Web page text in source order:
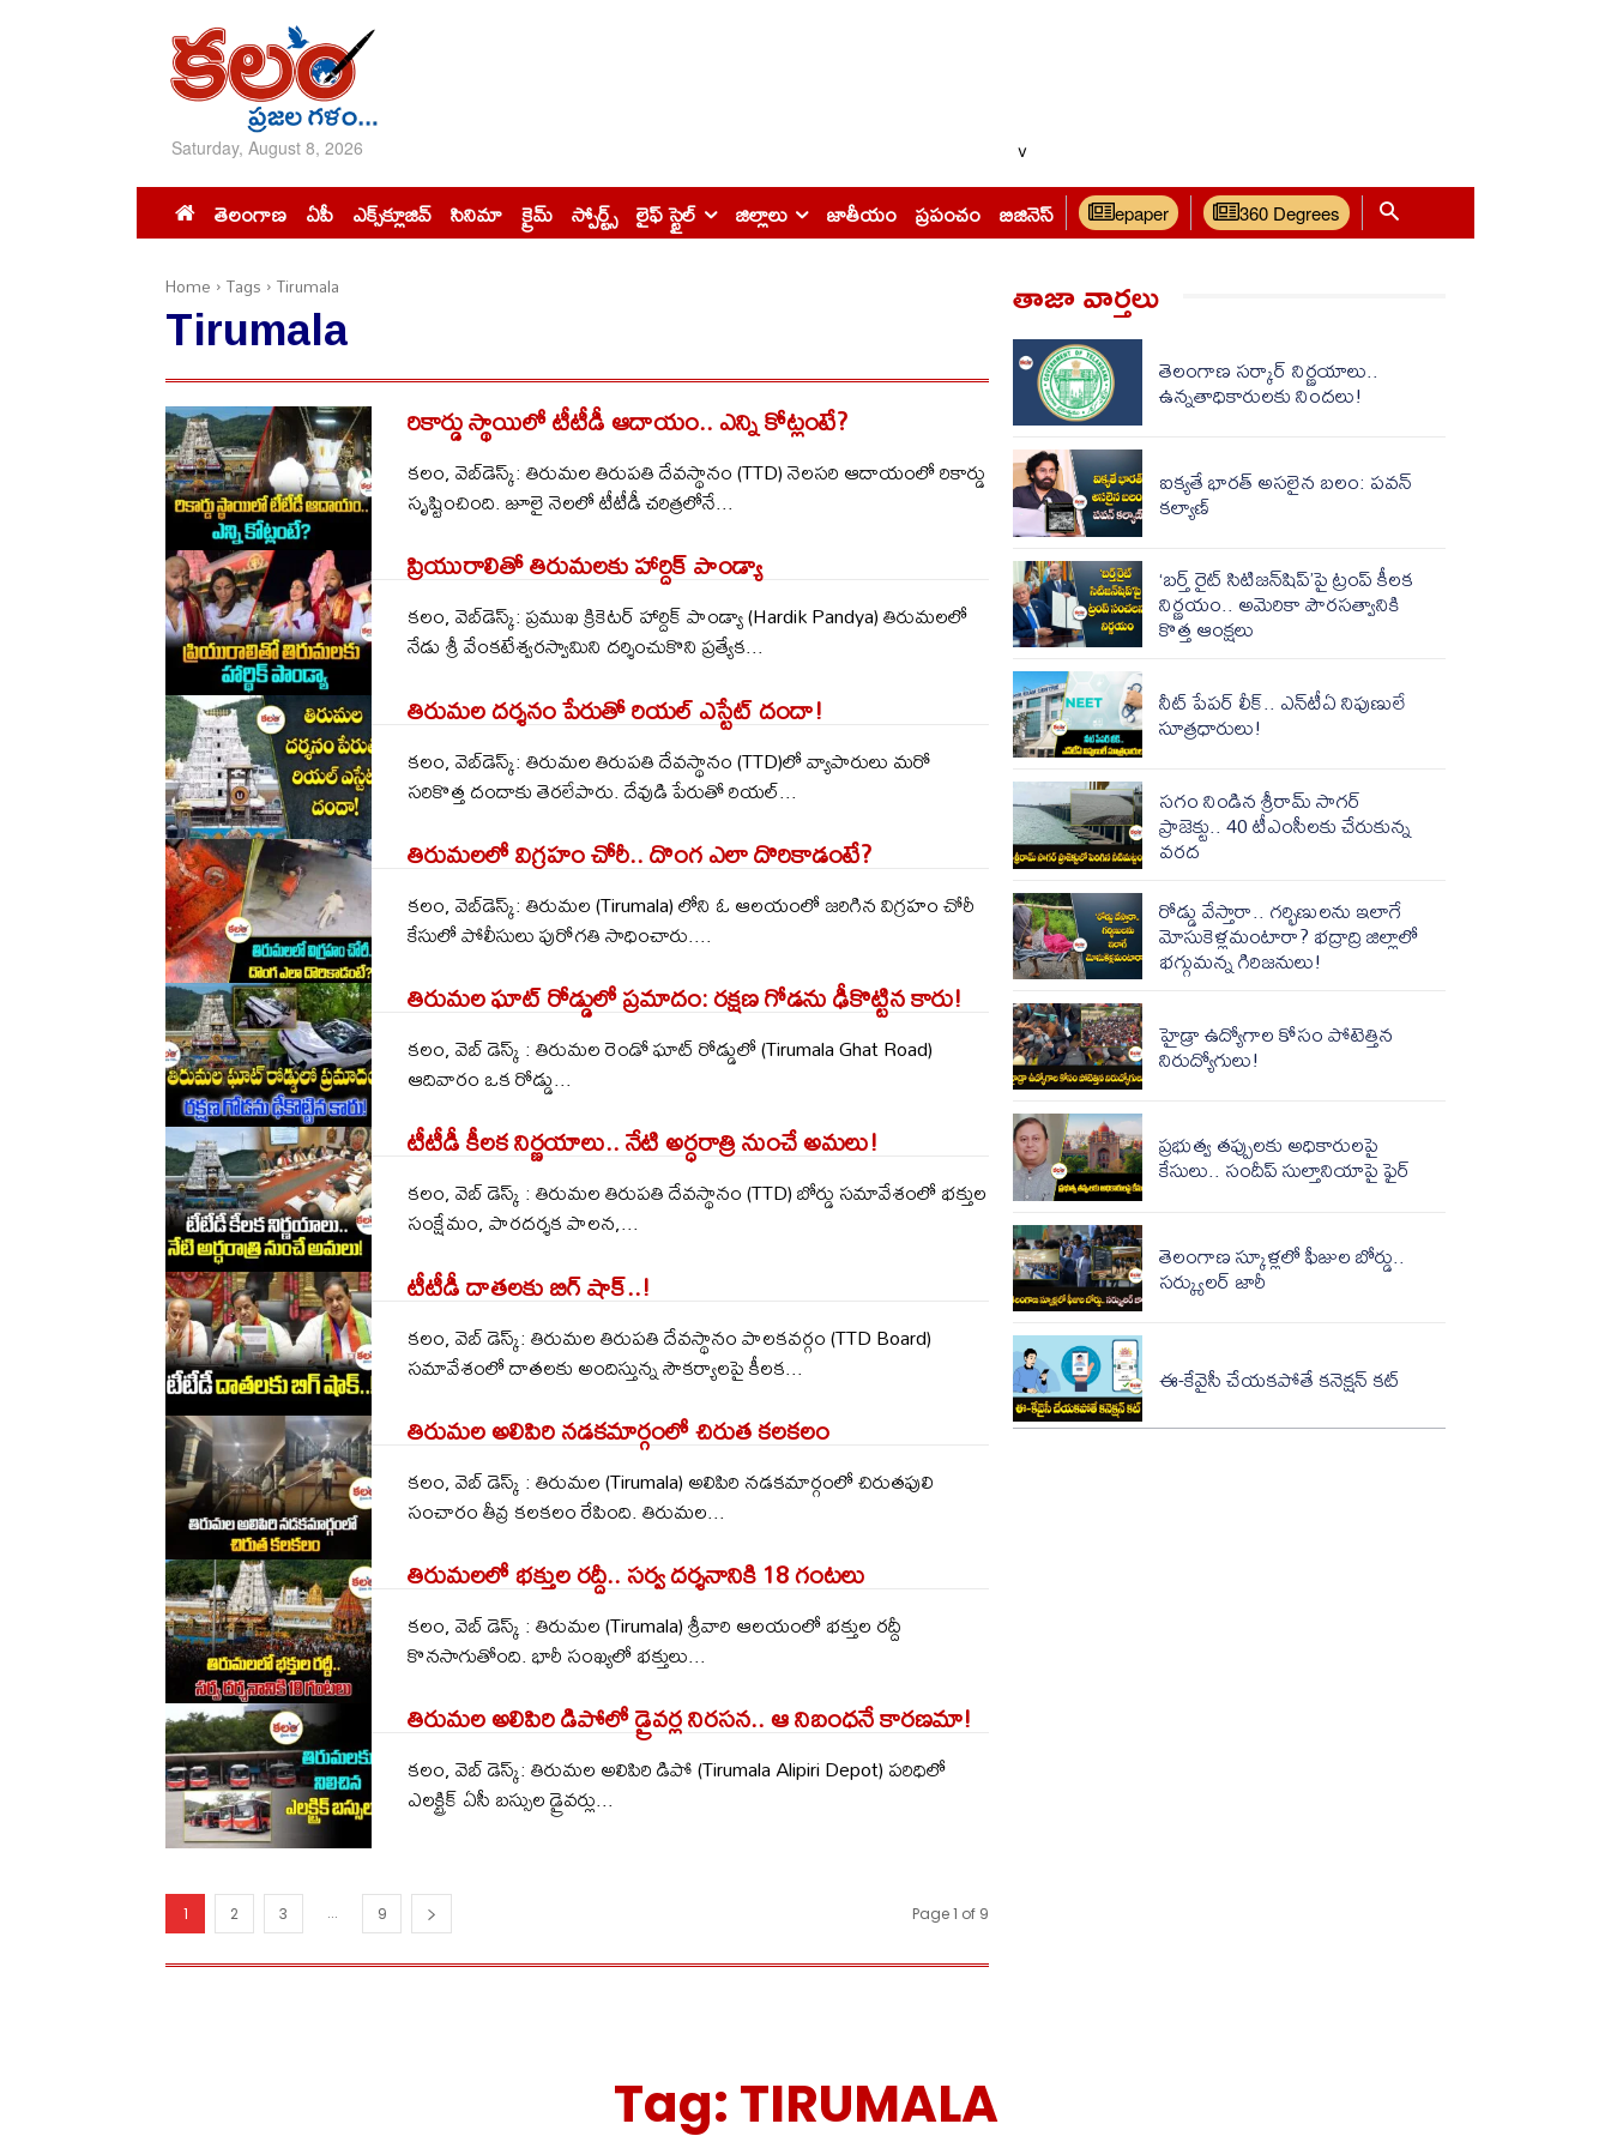
Saturday, August 8, 2026 v
తెలంగాణ ఏపీ ఎక్స్‌క్లూజివ్‌ సినిమా క్రైమ్ స్పోర్ట్స్ లైఫ్ స్టైల్ జిల్లాలు జాతీయం ప్రపంచం బిజినెస్ epaper 360 Degrees
Home Tags Tirumala
Tirumala
రికార్డు స్థాయిలో టీటీడీ ఆదాయం.. ఎన్ని కోట్లంటే?
క‌లం, వెబ్‌డెస్క్‌: తిరుమ‌ల తిరుప‌తి దేవ‌స్థానం (TTD) నెల‌స‌రి ఆదాయంలో రికార్డు
సృష్టించింది. జూలై నెల‌లో టీటీడీ చ‌రిత్ర‌లోనే...
ప్రియురాలితో తిరుమ‌ల‌కు హార్దిక్ పాండ్యా
క‌లం, వెబ్‌డెస్క్‌: ప్ర‌ముఖ క్రికెట‌ర్ హార్దిక్ పాండ్యా (Hardik Pandya) తిరుమ‌ల‌లో
నేడు శ్రీ వేంక‌టేశ్వ‌ర‌స్వామిని ద‌ర్శించుకొని ప్ర‌త్యేక...
తిరుమ‌ల ద‌ర్శ‌నం పేరుతో రియ‌ల్ ఎస్టేట్ దందా!
క‌లం, వెబ్‌డెస్క్‌: తిరుమ‌ల‌ తిరుపతి దేవస్థానం (TTD)లో వ్యాపారులు మ‌రో
స‌రికొత్త దందాకు తెర‌లేపారు. దేవుడి పేరుతో రియ‌ల్...
తిరుమలలో విగ్రహం చోరీ.. దొంగ ఎలా దొరికాడంటే?
క‌లం, వెబ్‌డెస్క్‌: తిరుమల (Tirumala) లోని ఓ ఆల‌యంలో జ‌రిగిన విగ్ర‌హం చోరీ
కేసులో పోలీసులు పురోగ‌తి సాధించారు....
తిరుమల ఘాట్ రోడ్డులో ప్రమాదం: రక్షణ గోడను ఢీకొట్టిన కారు!
కలం, వెబ్ డెస్క్ : తిరుమల రెండో ఘాట్ రోడ్డులో (Tirumala Ghat Road)
ఆదివారం ఒక రోడ్డు...
టీటీడీ కీలక నిర్ణయాలు.. నేటి అర్ధరాత్రి నుంచే అమలు!
కలం, వెబ్ డెస్క్ : తిరుమల తిరుపతి దేవస్థానం (TTD) బోర్డు సమావేశంలో భక్తుల
సంక్షేమం, పారదర్శక పాలన,...
టీటీడీ దాత‌ల‌కు బిగ్ షాక్‌..!
క‌లం, వెబ్ డెస్క్‌: తిరుమ‌ల తిరుప‌తి దేవ‌స్థానం పాల‌కవ‌ర్గం (TTD Board)
స‌మావేశంలో దాత‌ల‌కు అందిస్తున్న సౌక‌ర్యాల‌పై కీల‌క...
తిరుమల అలిపిరి నడకమార్గంలో చిరుత కలకలం
కలం, వెబ్ డెస్క్ : తిరుమల (Tirumala) అలిపిరి నడకమార్గంలో చిరుతపులి
సంచారం తీవ్ర కలకలం రేపింది. తిరుమల...
తిరుమలలో భక్తుల రద్దీ.. సర్వ దర్శనానికి 18 గంటలు
కలం, వెబ్ డెస్క్ : తిరుమల (Tirumala) శ్రీవారి ఆలయంలో భక్తుల రద్దీ
కొనసాగుతోంది. భారీ సంఖ్యలో భక్తులు...
తిరుమల అలిపిరి డిపోలో డ్రైవర్ల నిరసన.. ఆ నిబంధనే కారణమా!
కలం, వెబ్ డెస్క్: తిరుమల అలిపిరి డిపో (Tirumala Alipiri Depot) పరిధిలో
ఎలక్ట్రిక్ ఏసీ బస్సుల డ్రైవర్లు...
1 2 3 ... 9 Page 1 of 9
తాజా వార్త‌లు
తెలంగాణ సర్కార్ నిర్ణయాలు..
ఉన్నతాధికారులకు నిందలు!
ఐక్యతే భారత్ అసలైన బలం: పవన్
కల్యాణ్
‘బర్త్ రైట్ సిటిజన్‌షిప్‌‌‌’పై ట్రంప్ కీలక
నిర్ణయం.. అమెరికా పౌరసత్వానికి
కొత్త ఆంక్షలు
నీట్ పేపర్ లీక్.. ఎన్‌టీఏ నిపుణులే
సూత్రధారులు!
సగం నిండిన శ్రీరామ్ సాగర్
ప్రాజెక్టు.. 40 టీఎంసీలకు చేరుకున్న
వరద
రోడ్డు వేస్తారా.. గర్భిణులను ఇలాగే
మోసుకెళ్లమంటారా? భద్రాద్రి జిల్లాలో
భగ్గుమన్న గిరిజనులు!
హైడ్రా ఉద్యోగాల కోసం పోటెత్తిన‌
నిరుద్యోగులు!
ప్రభుత్వ తప్పులకు అధికారులపై
కేసులు.. సందీప్ సుల్తానియాపై ఫైర్
తెలంగాణ స్కూళ్లలో ఫీజుల బోర్డు..
సర్క్యులర్ జారీ
ఈ-కేవైసీ చేయకపోతే కనెక్షన్ కట్
Tag: TIRUMALA